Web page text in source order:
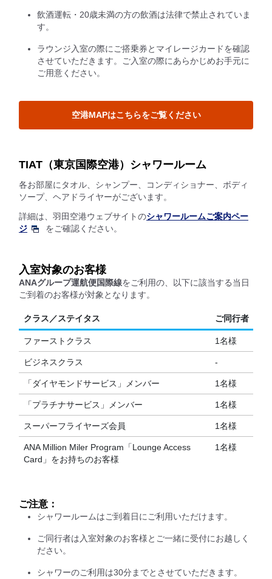
飲酒運転・20歳未満の方の飲酒は法律で禁止されていま
す。
ラウンジ入室の際にご搭乗券とマイレージカードを確認
させていただきます。ご入室の際にあらかじめお手元に
ご用意ください。
空港MAPはこちらをご覧ください
TIAT（東京国際空港）シャワールーム
各お部屋にタオル、シャンプー、コンディショナー、ボディ
ソープ、ヘアドライヤーがございます。
詳細は、羽田空港ウェブサイトのシャワールームご案内ペー
ジ
をご確認ください。
入室対象のお客様
ANAグループ運航便国際線をご利用の、以下に該当する当日
ご到着のお客様が対象となります。
クラス／ステイタス ご同行者
ファーストクラス 1名様
ビジネスクラス -
「ダイヤモンドサービス」メンバー 1名様
「プラチナサービス」メンバー 1名様
スーパーフライヤーズ会員 1名様
ANA Million Miler Program「Lounge Access
Card」をお持ちのお客様
1名様
ご注意：
シャワールームはご到着日にご利用いただけます。
ご同行者は入室対象のお客様とご一緒に受付にお越しく
ださい。
シャワーのご利用は30分までとさせていただきます。